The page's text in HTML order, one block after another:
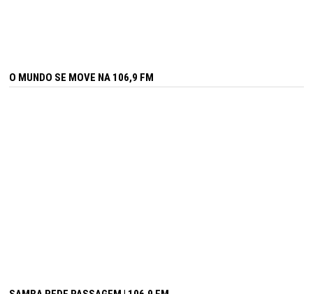
O MUNDO SE MOVE NA 106,9 FM